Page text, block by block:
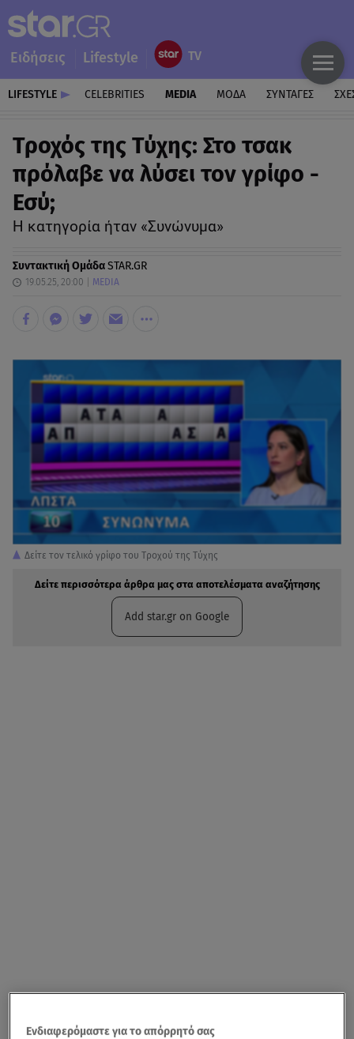
Ειδήσεις Lifestyle
LIFESTYLE CELEBRITIES MEDIA ΜΟΔΑ ΣΥΝΤΑΓΕΣ
Τροχός της Τύχης: Στο τσακ
πρόλαβε να λύσει τον γρίφο -
Εσύ;
Η κατηγορία ήταν «Συνώνυμα»
Συντακτική ΟμάδαSTAR.GR
19.05.25, 20:00 MEDIA
Δείτε τον τελικό γρίφο του Τροχού της Τύχης
Δείτε περισσότερα άρθρα μας στα αποτελέσματα αναζήτησης
Add star.gr on Google
Ενδιαφερόμαστε για το απόρρητό σας